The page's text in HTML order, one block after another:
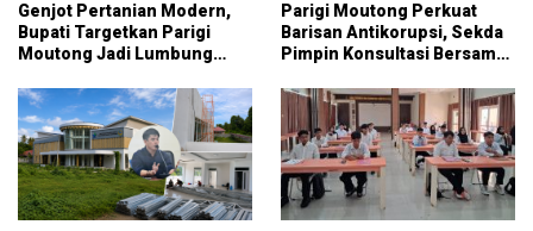
Genjot Pertanian Modern,
Bupati Targetkan Parigi
Moutong Jadi Lumbung
Parigi Moutong Perkuat
Barisan Antikorupsi, Sekda
Pimpin Konsultasi Bersama